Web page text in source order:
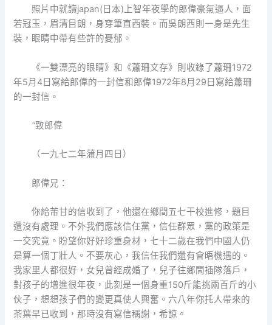
照片中就讀japan(日本)上智年夜學的郎偉豪氣逼人，面
若冠玉，眉清目朗，身穿筆直西裝。而吳朗西則一身是先生
裝，眼睛中帶有些許的憂郁。
《一雙漂亮的眼睛》和《蕭珊文存》則收錄了蕭珊1972
年5月4日寫給郎偉的一封信和郎偉1972年8月29日寫給蕭珊
的一封信。
“致郎偉
（一九七二年蒲月四日）
郎偉兄：
你給芾甘的信收到了，他還在鄉間五七干校進修，題目
還沒有處理。不外我們應該信任黨，信任群眾，黨的政策是
一交究竟。盼望你好好珍重身材，七十二歲在我們中國人仍
是算一個丁壯人。不要灰心，我信任我們還有會晤機遇的。
我家里人都很好，女兒曾經成婚了，兒子往鄉間插隊落戶，
對孩子的增進很年夜，此刻是一個身重150斤能挑兩百斤的小
伙子，想想孩子們的變更真使人興奮。六八年你托人帶來的
茶葉早已收到，那時沒有寫信稱謝，希諒。